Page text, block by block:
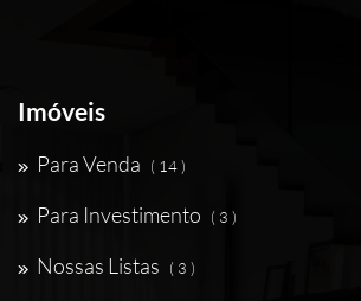
Imóveis
Para Venda ( 14 )
Para Investimento ( 3 )
Nossas Listas ( 3 )